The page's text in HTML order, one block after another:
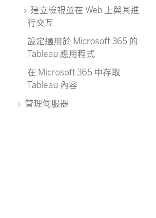
建立檢視並在 Web 上與其進
行交互
設定適用於 Microsoft 365 的
Tableau 應用程式
在 Microsoft 365 中存取
Tableau 內容
管理伺服器